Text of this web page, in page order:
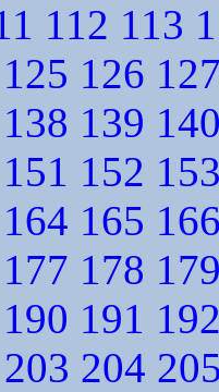
112 113
125 126
138 139
151 152
164 165
177 178
190 191
203 204